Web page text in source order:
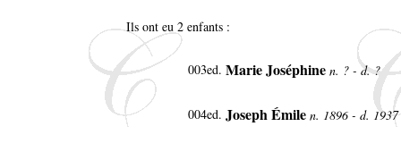
Ils ont eu 2 enfants :
003ed. Marie Joséphine n. ? - d. ?
004ed. Joseph Émile n. 1896 - d. 1937